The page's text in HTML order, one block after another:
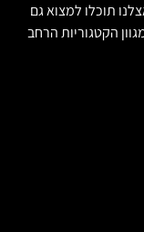
תוכלו למצוא גם
הקטגוריות הרחב